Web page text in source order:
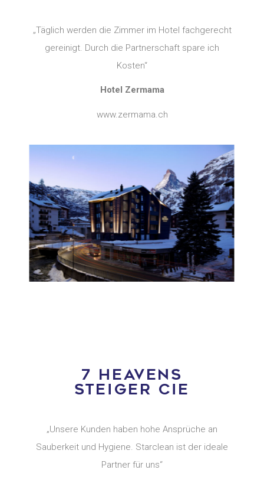
„Täglich werden die Zimmer im Hotel fachgerecht
gereinigt. Durch die Partnerschaft spare ich
Kosten“
Hotel Zermama
www.zermama.ch
7 HEAVENS
STEIGER CIE
„Unsere Kunden haben hohe Ansprüche an
Sauberkeit und Hygiene. Starclean ist der ideale
Partner für uns“